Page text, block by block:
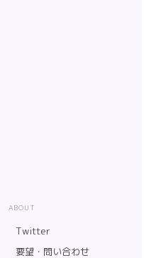
ABOUT
Twitter
要望・問い合わせ